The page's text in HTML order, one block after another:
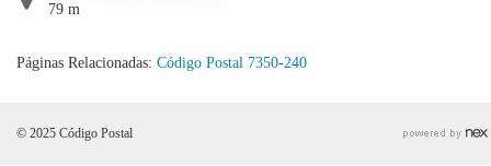
79 m
Páginas Relacionadas: Código Postal 7350-240
© 2025 Código Postal